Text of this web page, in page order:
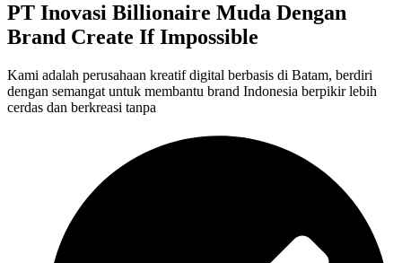
PT Inovasi Billionaire Muda Dengan
Brand Create If Impossible
Kami adalah perusahaan kreatif digital berbasis di Batam, berdiri
dengan semangat untuk membantu brand Indonesia berpikir lebih
cerdas dan berkreasi tanpa